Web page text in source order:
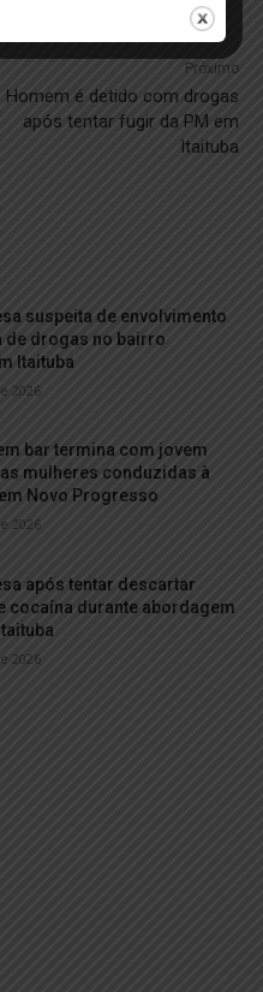
Próximo
Homem é detido com drogas
após tentar fugir da PM em
Itaituba
suspeita de envolvimento
de drogas no bairro
Itaituba
2026
bar termina com jovem
mulheres conduzidas à
Novo Progresso
2026
após tentar descartar
cocaína durante abordagem
2026